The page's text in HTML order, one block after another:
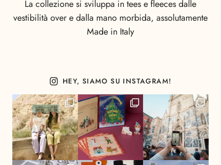
La collezione si sviluppa in tees e fleeces dalle
vestibilità over e dalla mano morbida, assolutamente
Made in Italy
HEY, SIAMO SU INSTAGRAM!